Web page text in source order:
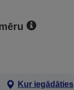
Kur iegādāties